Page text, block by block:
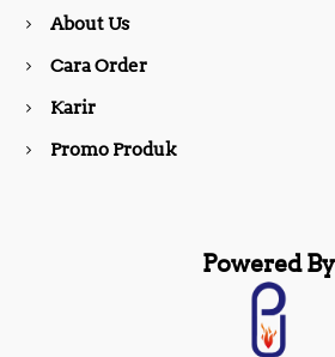
k
About Us
Cara Order
Karir
Promo Produk
Powered By